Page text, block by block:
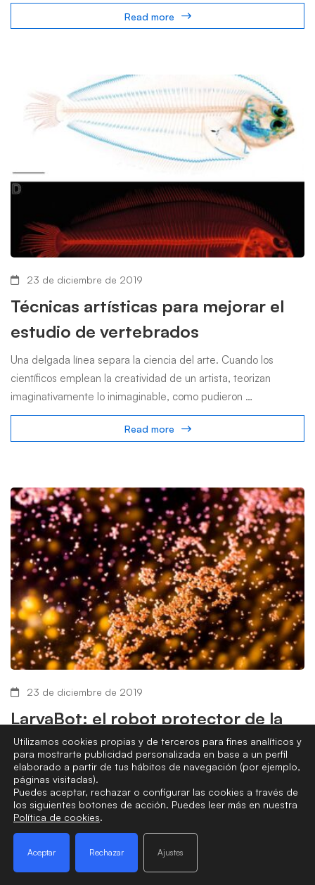
Read more
23 de diciembre de 2019
Técnicas artísticas para mejorar el
estudio de vertebrados
Una delgada línea separa la ciencia del arte. Cuando los
científicos emplean la creatividad de un artista, teorizan
imaginativamente lo inimaginable, como pudieron …
Read more
23 de diciembre de 2019
LarvaBot: el robot protector de la
Gran Barrera de Coral
Desde agosto de 2018, la Gran Barrera de Coral en el océano
frente a Australia ha tenido un protector especial: un vehículo
…
Utilizamos cookies propias y de terceros para fines analíticos y
para mostrarte publicidad personalizada en base a un perfil
elaborado a partir de tus hábitos de navegación (por ejemplo,
páginas visitadas).
Puedes aceptar, rechazar o configurar las cookies a través de
los siguientes botones de acción. Puedes leer más en nuestra
Política de cookies.
Aceptar Rechazar Ajustes